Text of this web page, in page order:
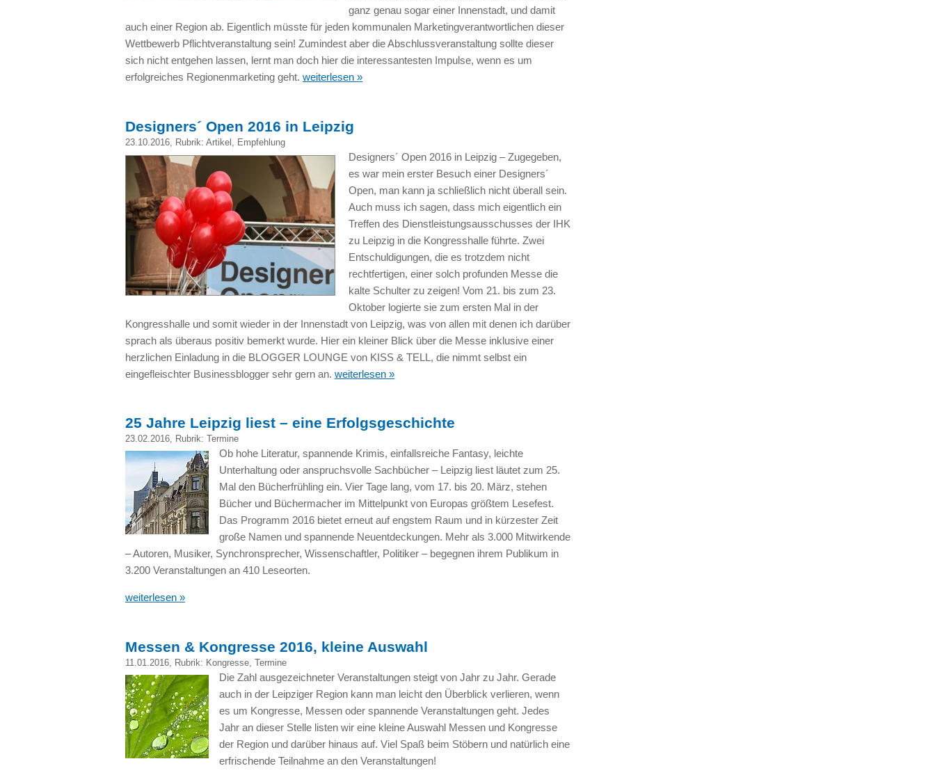
ganz genau sogar einer Innenstadt, und damit
auch einer Region ab. Eigentlich müsste für jeden kommunalen Marketingverantwortlichen dieser
Wettbewerb Pflichtveranstaltung sein! Zumindest aber die Abschlussveranstaltung sollte dieser
sich nicht entgehen lassen, lernt man doch hier die interessantesten Impulse, wenn es um
erfolgreiches Regionenmarketing geht. weiterlesen »
Designers´ Open 2016 in Leipzig
23.10.2016 , Rubrik: Artikel Empfehlung
Designers´ Open 2016 in Leipzig – Zugegeben,
es war mein erster Besuch einer Designers´
Open, man kann ja schließlich nicht überall sein.
Auch muss ich sagen, dass mich eigentlich ein
Treffen des Dienstleistungsausschusses der IHK
zu Leipzig in die Kongresshalle führte. Zwei
Entschuldigungen, die es trotzdem nicht
rechtfertigen, einer solch profunden Messe die
kalte Schulter zu zeigen! Vom 21. bis zum 23.
Oktober logierte sie zum ersten Mal in der
Kongresshalle und somit wieder in der Innenstadt von Leipzig, was von allen mit denen ich darüber
sprach als überaus positiv bemerkt wurde. Hier ein kleiner Blick über die Messe inklusive einer
herzlichen Einladung in die BLOGGER LOUNGE von KISS & TELL, die nimmt selbst ein
eingefleischter Businessblogger sehr gern an. weiterlesen »
25 Jahre Leipzig liest – eine Erfolgsgeschichte
23.02.2016, Rubrik: Termine
Ob hohe Literatur, spannende Krimis, einfallsreiche Fantasy, leichte
Unterhaltung oder anspruchsvolle Sachbücher – Leipzig liest läutet zum 25.
Mal den Bücherfrühling ein. Vier Tage lang, vom 17. bis 20. März, stehen
Bücher und Büchermacher im Mittelpunkt von Europas größtem Lesefest.
Das Programm 2016 bietet erneut auf engstem Raum und in kürzester Zeit
große Namen und spannende Neuentdeckungen. Mehr als 3.000 Mitwirkende
– Autoren, Musiker, Synchronsprecher, Wissenschaftler, Politiker – begegnen ihrem Publikum in
3.200 Veranstaltungen an 410 Leseorten.
weiterlesen »
Messen & Kongresse 2016, kleine Auswahl
11.01.2016, Rubrik: Kongresse, Termine
Die Zahl ausgezeichneter Veranstaltungen steigt von Jahr zu Jahr. Gerade
auch in der Leipziger Region kann man leicht den Überblick verlieren, wenn
es um Kongresse, Messen oder spannende Veranstaltungen geht. Jedes
Jahr an dieser Stelle listen wir eine kleine Auswahl Messen und Kongresse
der Region und darüber hinaus auf. Viel Spaß beim Stöbern und natürlich eine
erfrischende Teilnahme an den Veranstaltungen!